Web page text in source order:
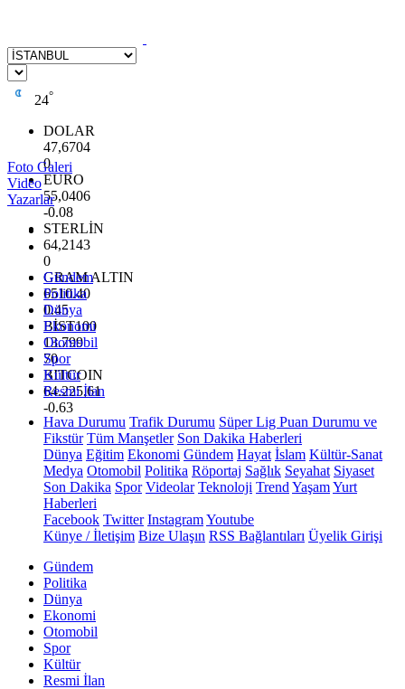
24°
DOLAR
47,6704
0
EURO
55,0406
-0.08
STERLİN
64,2143
0
GRAM ALTIN
6510.40
0.45
BİST100
13.799
70
BITCOIN
64.225,61
-0.63
Foto Galeri
Video
Yazarlar
Gündem
Politika
Dünya
Ekonomi
Otomobil
Spor
Kültür
Resmi İlan
Hava Durumu Trafik Durumu Süper Lig Puan Durumu ve
Fikstür Tüm Manşetler Son Dakika Haberleri
Dünya Eğitim Ekonomi Gündem Hayat İslam Kültür-Sanat
Medya Otomobil Politika Röportaj Sağlık Seyahat Siyaset
Son Dakika Spor Videolar Teknoloji Trend YaşamYurt
Haberleri
Facebook Twitter InstagramYoutube
Künye / İletişim Bize Ulaşın RSS Bağlantıları Üyelik Girişi
Gündem
Politika
Dünya
Ekonomi
Otomobil
Spor
Kültür
Resmi İlan